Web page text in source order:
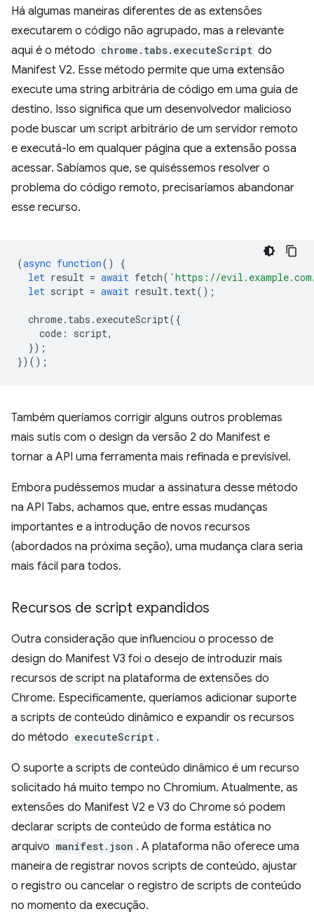
Há algumas maneiras diferentes de as extensões
executarem o código não agrupado, mas a relevante
aqui é o método chrome.tabs.executeScript do
Manifest V2. Esse método permite que uma extensão
execute uma string arbitrária de código em uma guia de
destino. Isso significa que um desenvolvedor malicioso
pode buscar um script arbitrário de um servidor remoto
e executá-lo em qualquer página que a extensão possa
acessar. Sabíamos que, se quiséssemos resolver o
problema do código remoto, precisaríamos abandonar
esse recurso.
(async function()
{
let result = await fetch( 'https://
let script = await result. text();
chrome. tabs . executeScript({
code : script,
});
})();
Também queríamos corrigir alguns outros problemas
mais sutis com o design da versão 2 do Manifest e
tornar a API uma ferramenta mais refinada e previsível.
Embora pudéssemos mudar a assinatura desse método
na API Tabs, achamos que, entre essas mudanças
importantes e a introdução de novos recursos
(abordados na próxima seção), uma mudança clara seria
mais fácil para todos.
Recursos de script expandidos
Outra consideração que influenciou o processo de
design do Manifest V3 foi o desejo de introduzir mais
recursos de script na plataforma de extensões do
Chrome. Especificamente, queríamos adicionar suporte
a scripts de conteúdo dinâmico e expandir os recursos
do método executeScript .
O suporte a scripts de conteúdo dinâmico é um recurso
solicitado há muito tempo no Chromium. Atualmente, as
extensões do Manifest V2 e V3 do Chrome só podem
declarar scripts de conteúdo de forma estática no
arquivo manifest.json . A plataforma não oferece uma
maneira de registrar novos scripts de conteúdo, ajustar
o registro ou cancelar o registro de scripts de conteúdo
no momento da execução.